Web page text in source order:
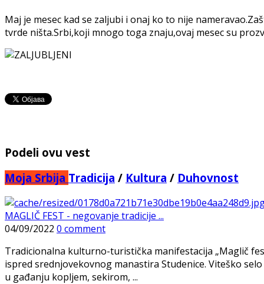
Maj je mesec kad se zaljubi i onaj ko to nije
tvrde ništa.Srbi,koji mnogo toga znaju,ovaj mesec su
Podeli ovu vest
Moja Srbija Tradicija / Kultura / Duhovnost
MAGLIČ FEST - negovanje tradicije ...
04/09/2022 0 comment
Tradicionalna kulturno-turistička manifestacija „Maglič
ispred srednjovekovnog manastira Studenice. Viteško
u gađanju kopljem, sekirom, ...